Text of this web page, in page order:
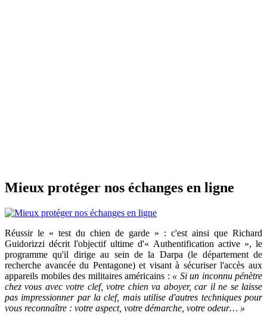
Mieux protéger nos échanges en ligne
Réussir le « test du chien de garde » : c'est ainsi que Richard
Guidorizzi décrit l'objectif ultime d'« Authentification active », le
programme qu'il dirige au sein de la Darpa (le département de
recherche avancée du Pentagone) et visant à sécuriser l'accès aux
appareils mobiles des militaires américains : « Si un inconnu pénètre
chez vous avec votre clef, votre chien va aboyer, car il ne se laisse
pas impressionner par la clef, mais utilise d'autres techniques pour
vous reconnaître : votre aspect, votre démarche, votre odeur… »